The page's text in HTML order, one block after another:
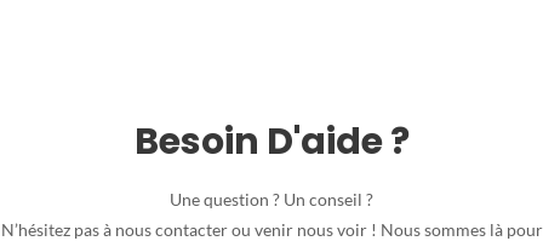
Besoin D'aide ?
Une question ? Un conseil ?
N’hésitez pas à nous contacter ou venir nous voir ! Nous sommes là pour